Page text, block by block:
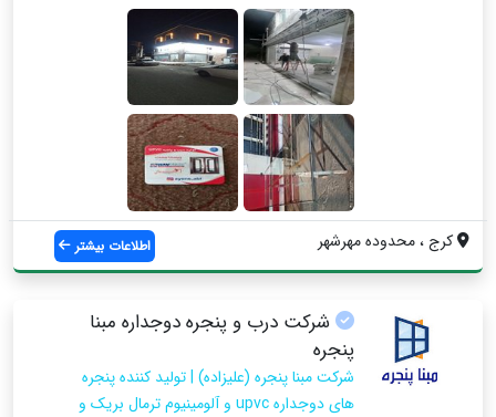
کرج ، محدوده مهرشهر اطلاعات بیشتر
شرکت درب و پنجره دوجداره مبنا
پنجره
شرکت مبنا پنجره (علیزاده) | تولید کننده پنجره
های دوجداره upvc و آلومینیوم ترمال بریک و